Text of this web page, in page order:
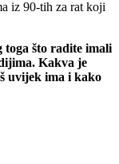
iz 90-tih za rat koji
što radite imali
Kakva je
uvijek ima i kako